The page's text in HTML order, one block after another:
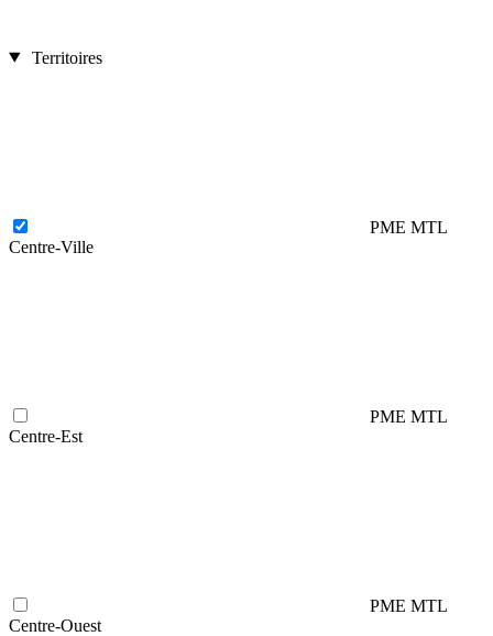
Territoires
PME MTL
Centre-Ville
PME MTL
Centre-Est
PME MTL
Centre-Ouest